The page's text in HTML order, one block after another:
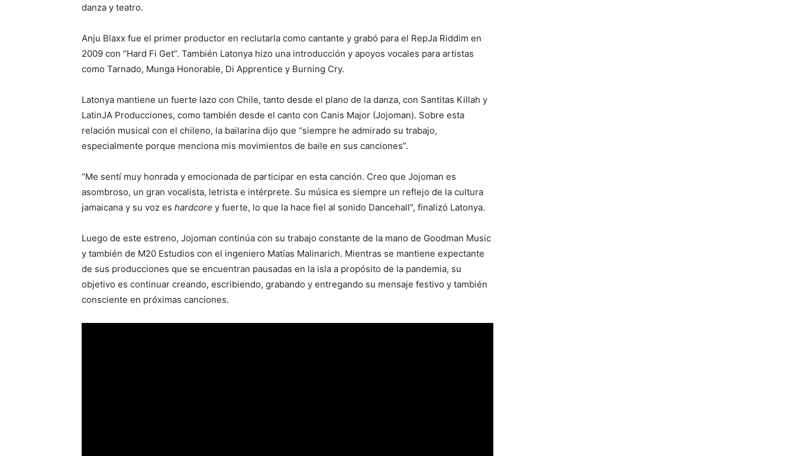
danza y teatro.
Anju Blaxx fue el primer productor en reclutarla como cantante y grabó para el RepJa Riddim en
2009 con “Hard Fi Get”. También Latonya hizo una introducción y apoyos vocales para artistas
como Tarnado, Munga Honorable, Di Apprentice y Burning Cry.
Latonya mantiene un fuerte lazo con Chile, tanto desde el plano de la danza, con Santitas Killah y
LatinJA Producciones, como también desde el canto con Canis Major (Jojoman). Sobre esta
relación musical con el chileno, la bailarina dijo que “siempre he admirado su trabajo,
especialmente porque menciona mis movimientos de baile en sus canciones”.
“Me sentí muy honrada y emocionada de participar en esta canción. Creo que Jojoman es
asombroso, un gran vocalista, letrista e intérprete. Su música es siempre un reflejo de la cultura
jamaicana y su voz es hardcore y fuerte, lo que la hace fiel al sonido Dancehall”, finalizó Latonya.
Luego de este estreno, Jojoman continúa con su trabajo constante de la mano de Goodman Music
y también de M20 Estudios con el ingeniero Matías Malinarich. Mientras se mantiene expectante
de sus producciones que se encuentran pausadas en la isla a propósito de la pandemia, su
objetivo es continuar creando, escribiendo, grabando y entregando su mensaje festivo y también
consciente en próximas canciones.